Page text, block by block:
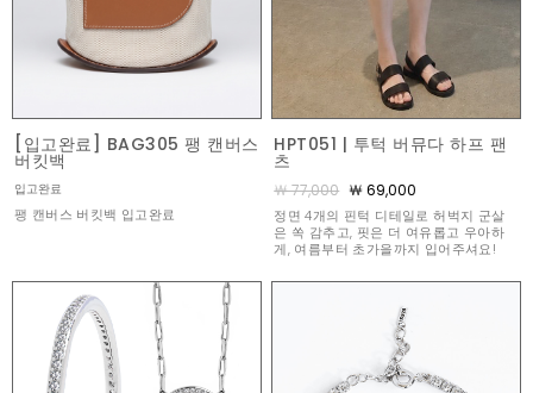
[입고완료] BAG305 팽 캔버스
버킷백
입고완료
팽 캔버스 버킷백 입고완료
HPT051 | 투턱 버뮤다 하프 팬
츠
￦ 77,000 ￦ 69,000
정면 4개의 핀턱 디테일로 허벅지 군살
은 쏙 감추고, 핏은 더 여유롭고 우아하
게, 여름부터 초가을까지 입어주셔요!